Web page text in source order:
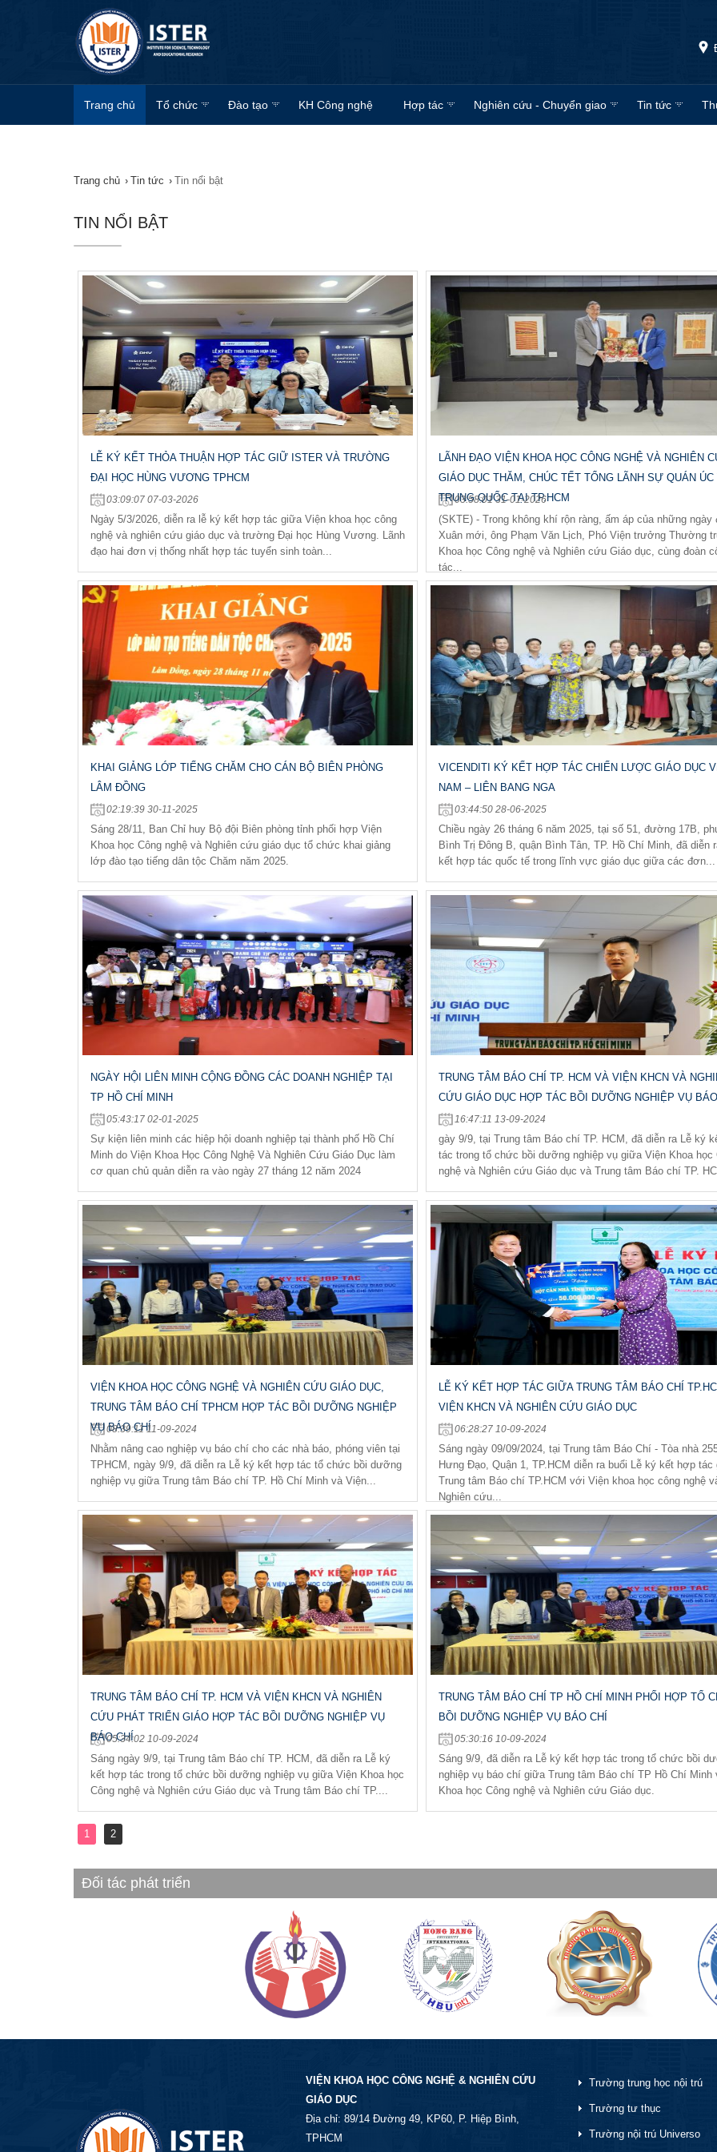
Trang chủ Tổ chức Đào tạo KH Công nghệ Hợp tác Nghiên cứu - Chuyển giao Tin tức
Trang chủ › Tin tức › Tin nổi bật
TIN NỔI BẬT
LỄ KÝ KẾT THỎA THUẬN HỢP TÁC GIỮ ISTER VÀ TRƯỜNG
ĐẠI HỌC HÙNG VƯƠNG TPHCM
03:09:07 07-03-2026
Ngày 5/3/2026, diễn ra lễ ký kết hợp tác giữa Viện khoa học công
nghệ và nghiên cứu giáo dục và trường Đại học Hùng Vương. Lãnh
đạo hai đơn vị thống nhất hợp tác tuyển sinh toàn...
LÃNH ĐẠO VIỆN KHOA HỌC CÔNG NGHỆ VÀ NGHIÊN
GIÁO DỤC THĂM, CHÚC TẾT TỔNG LÃNH SỰ QUÁN ÚC
TRUNG QUỐC TẠI TP.HCM
03:58:01 31-01-2026
(SKTE) - Trong không khí rộn ràng, ấm áp của những ngày
Xuân mới, ông Phạm Văn Lịch, Phó Viện trưởng Thường
Khoa học Công nghệ và Nghiên cứu Giáo dục, cùng đoàn
tác...
KHAI GIẢNG LỚP TIẾNG CHĂM CHO CÁN BỘ BIÊN PHÒNG
LÂM ĐỒNG
02:19:39 30-11-2025
Sáng 28/11, Ban Chỉ huy Bộ đội Biên phòng tỉnh phối hợp Viện
Khoa học Công nghệ và Nghiên cứu giáo dục tổ chức khai giảng
lớp đào tạo tiếng dân tộc Chăm năm 2025.
VICENDITI KÝ KẾT HỢP TÁC CHIẾN LƯỢC GIÁO DỤC
NAM – LIÊN BANG NGA
03:44:50 28-06-2025
Chiều ngày 26 tháng 6 năm 2025, tại số 51, đường 17B,
Bình Trị Đông B, quận Bình Tân, TP. Hồ Chí Minh, đã diễn
kết hợp tác quốc tế trong lĩnh vực giáo dục giữa các đơn...
NGÀY HỘI LIÊN MINH CỘNG ĐỒNG CÁC DOANH NGHIỆP TẠI
TP HỒ CHÍ MINH
05:43:17 02-01-2025
Sự kiện liên minh các hiệp hội doanh nghiệp tại thành phố Hồ Chí
Minh do Viện Khoa Học Công Nghệ Và Nghiên Cứu Giáo Dục làm
cơ quan chủ quản diễn ra vào ngày 27 tháng 12 năm 2024
TRUNG TÂM BÁO CHÍ TP. HCM VÀ VIỆN KHCN VÀ
CỨU GIÁO DỤC HỢP TÁC BỒI DƯỠNG NGHIỆP VỤ BÁO
16:47:11 13-09-2024
gày 9/9, tại Trung tâm Báo chí TP. HCM, đã diễn ra Lễ ký
tác trong tổ chức bồi dưỡng nghiệp vụ giữa Viện Khoa học
nghệ và Nghiên cứu Giáo dục và Trung tâm Báo chí TP.
VIỆN KHOA HỌC CÔNG NGHỆ VÀ NGHIÊN CỨU GIÁO DỤC,
TRUNG TÂM BÁO CHÍ TPHCM HỢP TÁC BỒI DƯỠNG NGHIỆP
VỤ BÁO CHÍ
08:39:11 11-09-2024
Nhằm nâng cao nghiệp vụ báo chí cho các nhà báo, phóng viên tại
TPHCM, ngày 9/9, đã diễn ra Lễ ký kết hợp tác tổ chức bồi dưỡng
nghiệp vụ giữa Trung tâm Báo chí TP. Hồ Chí Minh và Viện...
LỄ KÝ KẾT HỢP TÁC GIỮA TRUNG TÂM BÁO CHÍ
VIỆN KHCN VÀ NGHIÊN CỨU GIÁO DỤC
06:28:27 10-09-2024
Sáng ngày 09/09/2024, tại Trung tâm Báo Chí - Tòa nhà
Hưng Đạo, Quận 1, TP.HCM diễn ra buổi Lễ ký kết hợp tác
Trung tâm Báo chí TP.HCM với Viện khoa học công nghệ
Nghiên cứu...
TRUNG TÂM BÁO CHÍ TP. HCM VÀ VIỆN KHCN VÀ NGHIÊN
CỨU PHÁT TRIỂN GIÁO HỢP TÁC BỒI DƯỠNG NGHIỆP VỤ
BÁO CHÍ
05:34:02 10-09-2024
Sáng ngày 9/9, tại Trung tâm Báo chí TP. HCM, đã diễn ra Lễ ký
kết hợp tác trong tổ chức bồi dưỡng nghiệp vụ giữa Viện Khoa học
Công nghệ và Nghiên cứu Giáo dục và Trung tâm Báo chí TP....
TRUNG TÂM BÁO CHÍ TP HỒ CHÍ MINH PHỐI HỢP TỔ
BỒI DƯỠNG NGHIỆP VỤ BÁO CHÍ
05:30:16 10-09-2024
Sáng 9/9, đã diễn ra Lễ ký kết hợp tác trong tổ chức bồi
nghiệp vụ báo chí giữa Trung tâm Báo chí TP Hồ Chí Minh
Khoa học Công nghệ và Nghiên cứu Giáo dục.
1 2
Đối tác phát triển
VIỆN KHOA HỌC CÔNG NGHỆ & NGHIÊN CỨU
GIÁO DỤC
Địa chỉ: 89/14 Đường 49, KP60, P. Hiệp Bình,
TPHCM
Trường trung học nội trú
Trường tư thục
Trường nội trú Universo